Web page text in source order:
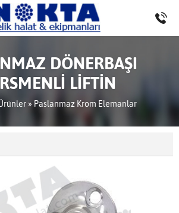
DÖNERBAŞI
LİFTİN
» Paslanmaz Krom Elemanlar